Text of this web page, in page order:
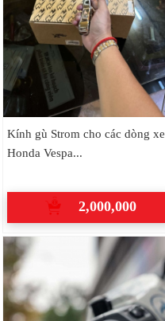
Kính gù Strom cho các dòng xe
Honda Vespa...
2,000,000